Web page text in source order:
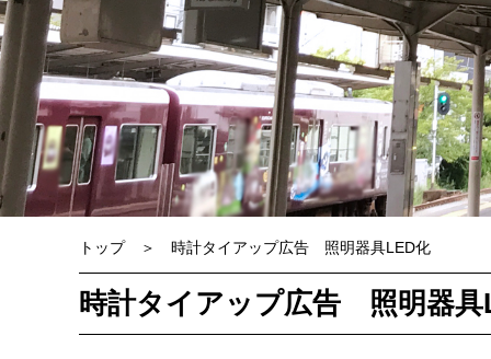
トップ 時計タイアップ広告 照明器具LED化
時計タイアップ広告 照明器具